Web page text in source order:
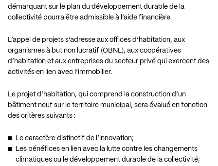
démarquant sur le plan du développement durable de la
collectivité pourra être admissible à l’aide financière.
L’appel de projets s’adresse aux offices d’habitation, aux
organismes à but non lucratif (OBNL), aux coopératives
d’habitation et aux entreprises du secteur privé qui exercent des
activités en lien avec l’immobilier.
Le projet d’habitation, qui comprend la construction d’un
bâtiment neuf sur le territoire municipal, sera évalué en fonction
des critères suivants :
Le caractère distinctif de l’innovation;
Les bénéfices en lien avec la lutte contre les changements
climatiques ou le développement durable de la collectivité;